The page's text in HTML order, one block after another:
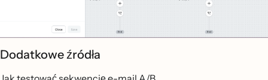
Dodatkowe źródła